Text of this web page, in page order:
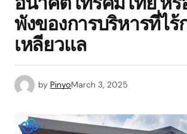
พังของการบริหารที่ไร้
เหลียวแล
by PinyoMarch 3, 2025